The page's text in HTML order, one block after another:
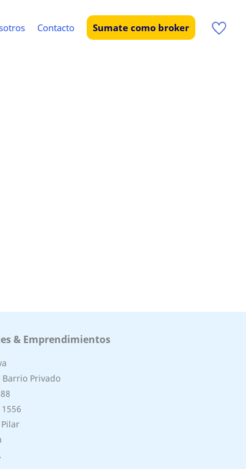
Contacto Sumate como broker
& Emprendimientos
Privado